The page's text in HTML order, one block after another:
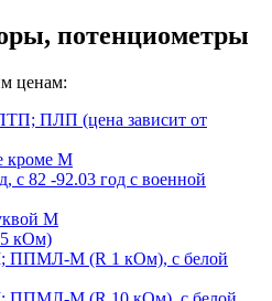
потенциометры
ценам:
ПЛП (цена зависит от
кроме М
с 82 -92.03 год с военной
М
кОм)
М (R 1 кОм), с белой